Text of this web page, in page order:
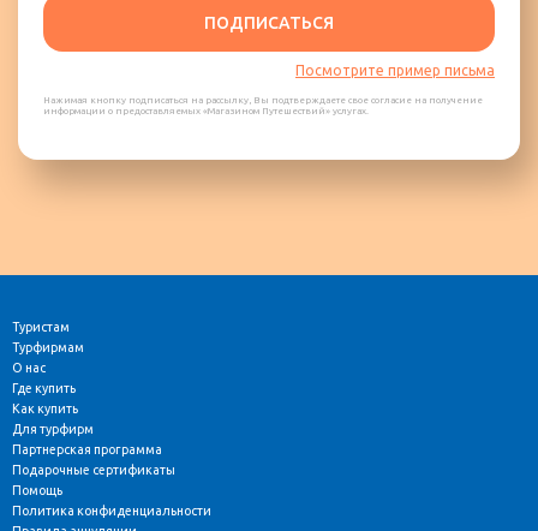
ПОДПИСАТЬСЯ
Посмотрите пример письма
Нажимая кнопку подписаться на рассылку, Вы подтверждаете свое согласие на получение
информации о предоставляемых «Магазином Путешествий» услугах.
Туристам
Турфирмам
О нас
Где купить
Как купить
Для турфирм
Партнерская программа
Подарочные сертификаты
Помощь
Политика конфиденциальности